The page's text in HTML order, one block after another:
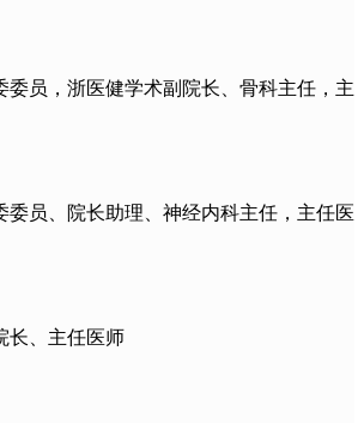
委员，浙医健学术副院长、骨科主任，主
委员、院长助理、神经内科主任，主任医
长、主任医师